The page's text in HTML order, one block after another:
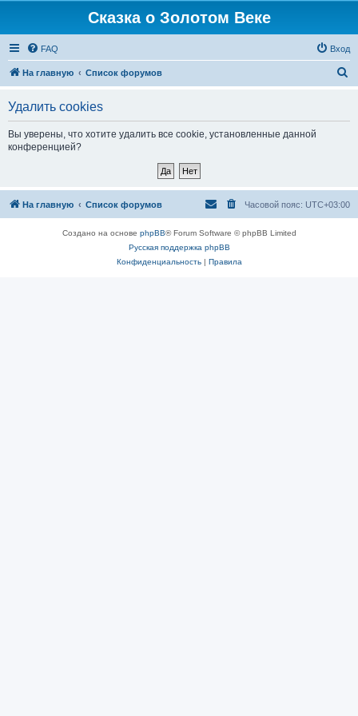
Сказка о Золотом Веке
FAQ Вход
На главную Список форумов
Удалить cookies
Вы уверены, что хотите удалить все cookie, установленные данной
конференцией?
На главную Список форумов Часовой пояс: UTC+03:00
Создано на основе phpBB® Forum Software © phpBB Limited
Русская поддержка phpBB
Конфиденциальность| Правила